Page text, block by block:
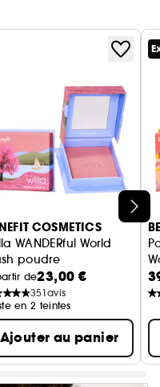
COSMETICS
WANDERful World
poudre
de23,00 €
351avis
en 2 teintes
Ajouter au panier